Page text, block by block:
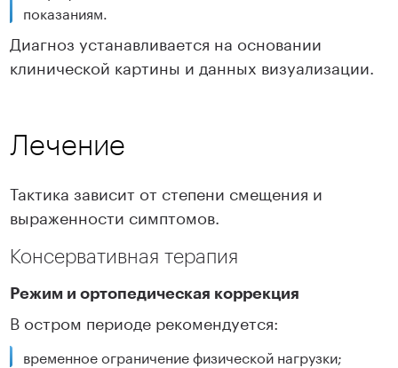
показаниям.
Диагноз устанавливается на основании
клинической картины и данных визуализации.
Лечение
Тактика зависит от степени смещения и
выраженности симптомов.
Консервативная терапия
Режим и ортопедическая коррекция
В остром периоде рекомендуется:
временное ограничение физической нагрузки;